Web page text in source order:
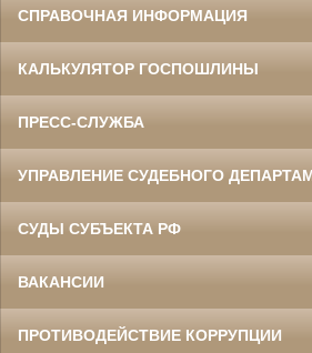
СПРАВОЧНАЯ ИНФОРМАЦИЯ
КАЛЬКУЛЯТОР ГОСПОШЛИНЫ
ПРЕСС-СЛУЖБА
УПРАВЛЕНИЕ СУДЕБНОГО
СУДЫ СУБЪЕКТА РФ
ВАКАНСИИ
ПРОТИВОДЕЙСТВИЕ КОРРУПЦИИ